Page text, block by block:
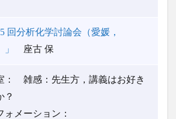
回分析化学討論会（愛媛，
座古 保
： 雑感：先生方，講義はお好き
？
ォメーション：